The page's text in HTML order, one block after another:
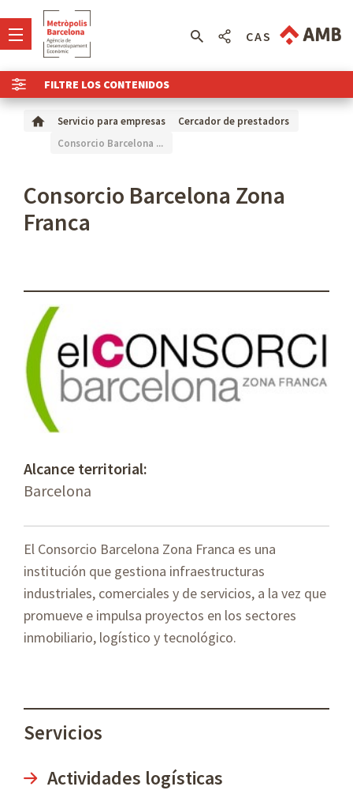
FILTRE LOS CONTENIDOS
CAS
Servicio para empresas
Cercador de prestadors
Consorcio Barcelona ...
Consorcio Barcelona Zona
Franca
Alcance territorial:
Barcelona
El Consorcio Barcelona Zona Franca es una
institución que gestiona infraestructuras
industriales, comerciales y de servicios, a la vez que
promueve e impulsa proyectos en los sectores
inmobiliario, logístico y tecnológico.
Servicios
Actividades logísticas